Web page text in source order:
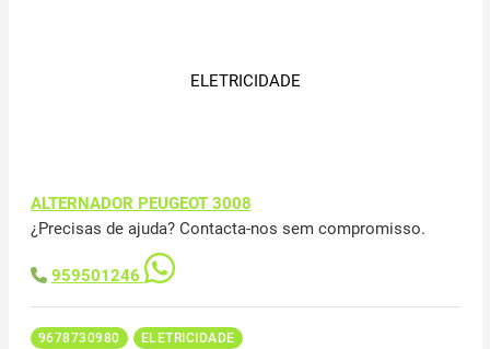
ELETRICIDADE
ALTERNADOR PEUGEOT 3008
¿Precisas de ajuda? Contacta-nos sem compromisso.
959501246
9678730980 ELETRICIDADE